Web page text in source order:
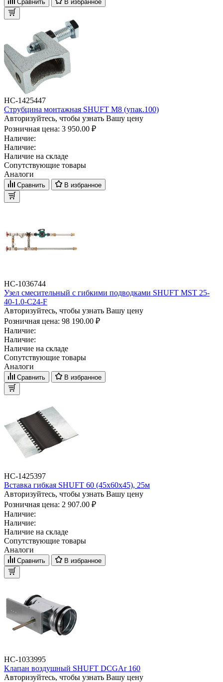
Сравнить В избранное
НС-1425447
Струбцина монтажная SHUFT М8 (упак.100)
Авторизуйтесь, чтобы узнать Вашу цену
Розничная цена: 3 950.00 ₽
Наличие:
Наличие:
Наличие на складе
Сопутствующие товары
Аналоги
Сравнить В избранное
НС-1036744
Узел смесительный с гибкими подводками SHUFT MST 25-
40-1.0-C24-F
Авторизуйтесь, чтобы узнать Вашу цену
Розничная цена: 98 190.00 ₽
Наличие:
Наличие:
Наличие на складе
Сопутствующие товары
Аналоги
Сравнить В избранное
НС-1425397
Вставка гибкая SHUFT 60 (45х60х45), 25м
Авторизуйтесь, чтобы узнать Вашу цену
Розничная цена: 2 907.00 ₽
Наличие:
Наличие:
Наличие на складе
Сопутствующие товары
Аналоги
Сравнить В избранное
НС-1033995
Клапан воздушный SHUFT DCGAr 160
Авторизуйтесь, чтобы узнать Вашу цену